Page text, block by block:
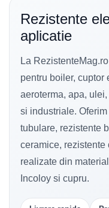
Rezistente
aplicatie
La
pentru boiler, cuptor
aeroterma, apa,
si industriale.
tubulare, rezistente
ceramice, rezistente
realizate din
Incoloy si cupru.